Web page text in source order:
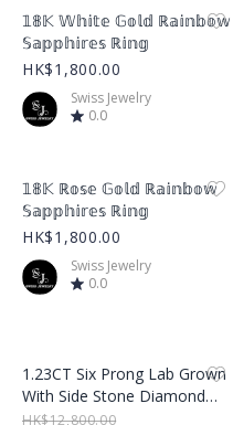
Product Image
𝟙𝟠𝕂 𝕎𝕙𝕚𝕥𝕖 𝔾𝕠𝕝𝕕 ℝ𝕒𝕚𝕟𝕓𝕠𝕨
𝕊𝕒𝕡𝕡𝕙𝕚𝕣𝕖𝕤 ℝ𝕚𝕟𝕘
HK$1,800.00
Swiss Jewelry
0.0
Product Image
𝟙𝟠𝕂 ℝ𝕠𝕤𝕖 𝔾𝕠𝕝𝕕 ℝ𝕒𝕚𝕟𝕓𝕠𝕨
𝕊𝕒𝕡𝕡𝕙𝕚𝕣𝕖𝕤 ℝ𝕚𝕟𝕘
HK$1,800.00
Swiss Jewelry
0.0
1.23CT Six Prong Lab Grown
With Side Stone Diamond
Ring – LGR002
HK$12,800.00